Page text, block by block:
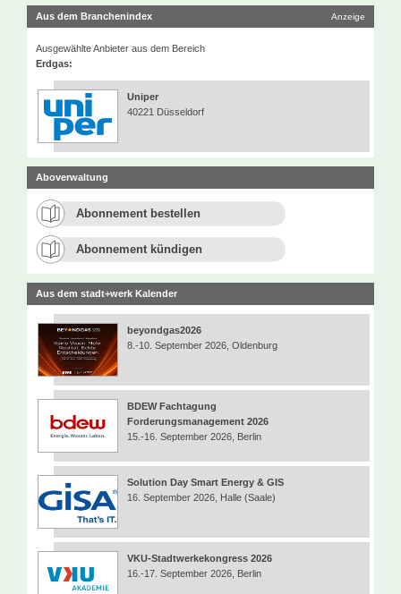
Aus dem Branchenindex Anzeige
Ausgewählte Anbieter aus dem Bereich
Erdgas:
Uniper
40221 Düsseldorf
Aboverwaltung
Abonnement bestellen
Abonnement kündigen
Aus dem stadt+werk Kalender
beyondgas2026
8.-10. September 2026, Oldenburg
BDEW Fachtagung
Forderungsmanagement 2026
15.-16. September 2026, Berlin
Solution Day Smart Energy & GIS
16. September 2026, Halle (Saale)
VKU-Stadtwerkekongress 2026
16.-17. September 2026, Berlin